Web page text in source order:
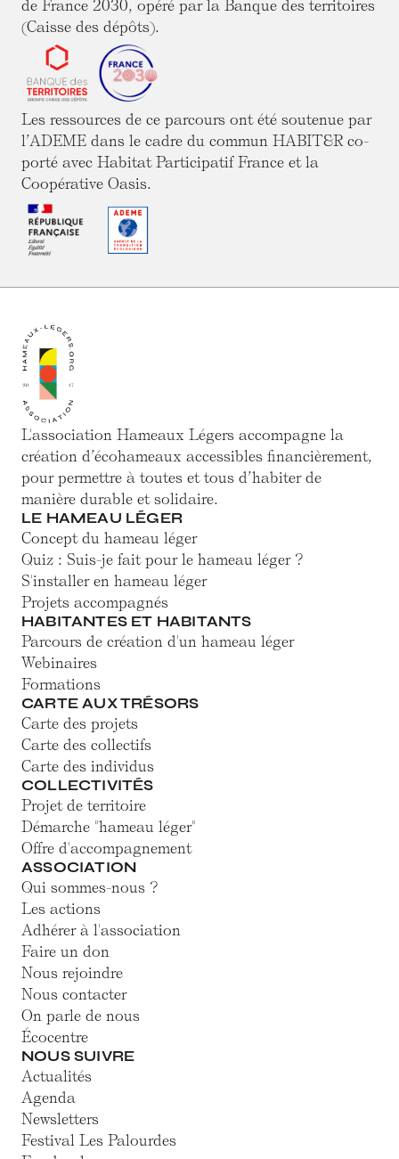
de France 2030, opéré par la Banque des territoires
(Caisse des dépôts).
Les ressources de ce parcours ont été soutenue par
l’ADEME dans le cadre du commun HABIT&R co-
porté avec Habitat Participatif France et la
Coopérative Oasis.
L'association Hameaux Légers accompagne la
création d’écohameaux accessibles financièrement,
pour permettre à toutes et tous d’habiter de
manière durable et solidaire.
LE HAMEAU LÉGER
Concept du hameau léger
Quiz : Suis-je fait pour le hameau léger ?
S'installer en hameau léger
Projets accompagnés
HABITANTES ET HABITANTS
Parcours de création d'un hameau léger
Webinaires
Formations
CARTE AUX TRÉSORS
Carte des projets
Carte des collectifs
Carte des individus
COLLECTIVITÉS
Projet de territoire
Démarche "hameau léger"
Offre d'accompagnement
ASSOCIATION
Qui sommes-nous ?
Les actions
Adhérer à l'association
Faire un don
Nous rejoindre
Nous contacter
On parle de nous
Écocentre
NOUS SUIVRE
Actualités
Agenda
Newsletters
Festival Les Palourdes